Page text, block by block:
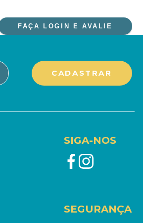
FAÇA LOGIN E AVALIE
SIGA-NOS
SEGURANÇA